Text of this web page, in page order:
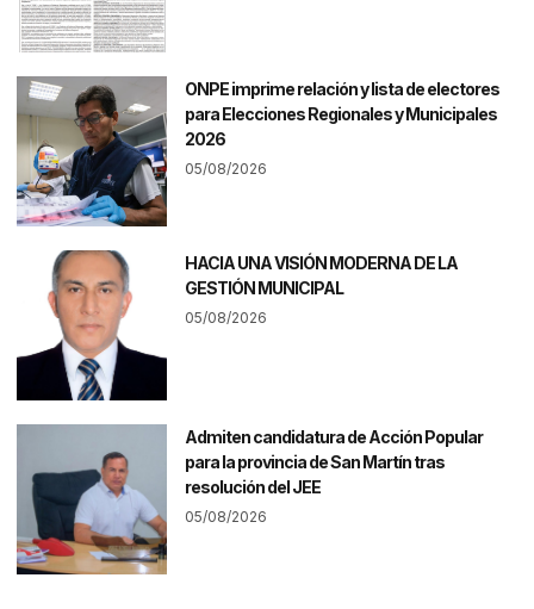
ONPE imprime relación y lista de electores
para Elecciones Regionales y Municipales
2026
05/08/2026
HACIA UNA VISIÓN MODERNA DE LA
GESTIÓN MUNICIPAL
05/08/2026
Admiten candidatura de Acción Popular
para la provincia de San Martín tras
resolución del JEE
05/08/2026